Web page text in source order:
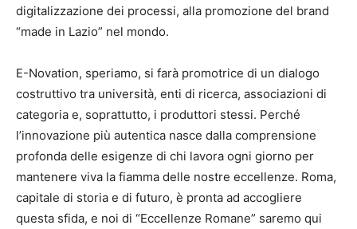
digitalizzazione dei processi, alla promozione del brand
“made in Lazio” nel mondo.
E-Novation, speriamo, si farà promotrice di un dialogo
costruttivo tra università, enti di ricerca, associazioni di
categoria e, soprattutto, i produttori stessi. Perché
l’innovazione più autentica nasce dalla comprensione
profonda delle esigenze di chi lavora ogni giorno per
mantenere viva la fiamma delle nostre eccellenze. Roma,
capitale di storia e di futuro, è pronta ad accogliere
questa sfida, e noi di “Eccellenze Romane” saremo qui